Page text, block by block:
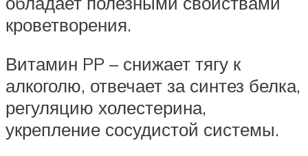
кроветворения.
Витамин PP – снижает тягу к
алкоголю, отвечает за синтез белка,
регуляцию холестерина,
укрепление сосудистой системы.